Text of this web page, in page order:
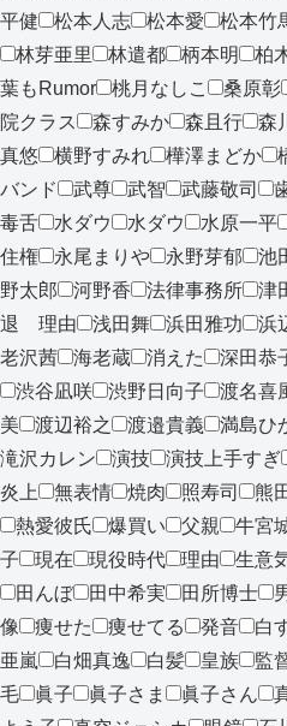
平健
松本人志 松本愛 松本竹
林芽亜里
林遣都 柄本明 柏
葉もRumor
桃月なしこ 桑原彰
院クラス
森すみか 森且行 森
真悠
横野すみれ 樺澤まどか
バンド
武尊 武智 武藤敬司
毒舌
水ダウ 水ダウ 水原一平
住権
永尾まりや 永野芽郁 池
野太郎
河野香 法律事務所 津
退 理由
浅田舞 浜田雅功 浜
老沢茜
海老蔵 消えた 深田恭
渋谷凪咲
渋野日向子 渡名喜
美
渡辺裕之 渡邉貴義 満島ひ
滝沢カレン
演技 演技上手すぎ
炎上
無表情 焼肉 照寿司 熊
熱愛彼氏
爆買い 父親 牛宮
子
現在 現役時代 理由 生意
田んぼ
田中希実 田所博士
像
痩せた 痩せてる 発音 白
亜嵐
白畑真逸 白髪 皇族 監
毛
眞子 眞子さま 眞子さん